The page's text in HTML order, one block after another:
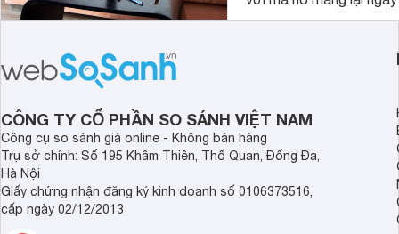
CÔNG TY CỔ PHẦN SO SÁNH VIỆT NAM
Công cụ so sánh giá online - Không bán hàng
Trụ sở chính: Số 195 Khâm Thiên, Thổ Quan, Đống Đa,
Hà Nội
Giấy chứng nhận đăng ký kinh doanh số 0106373516,
cấp ngày 02/12/2013